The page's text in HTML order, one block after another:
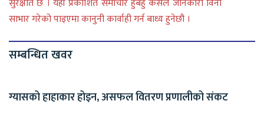
साभार गरेको पाइएमा कानुनी कार्वाही गर्न बाध्य हुनेछौ ।
सम्बन्धित खवर
ग्यासको हाहाकार होइन, असफल वितरण प्रणालीको संकट